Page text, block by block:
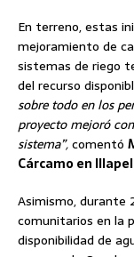
En terreno, estas
mejoramiento de
sistemas de riego
del recurso
sobre todo en los
proyecto mejoró
sistema”,comentó
Cárcamo en
Asimismo, durante
comunitarios en la
disponibilidad de